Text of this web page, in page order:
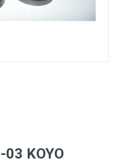
03 KOYO